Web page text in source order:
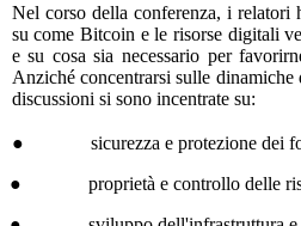
Nel corso della conferenza, i relatori
su come Bitcoin e le risorse digitali
e su cosa sia necessario per
Anziché concentrarsi sulle
discussioni si sono incentrate su:
● sicurezza e protezione dei
● proprietà e controllo delle